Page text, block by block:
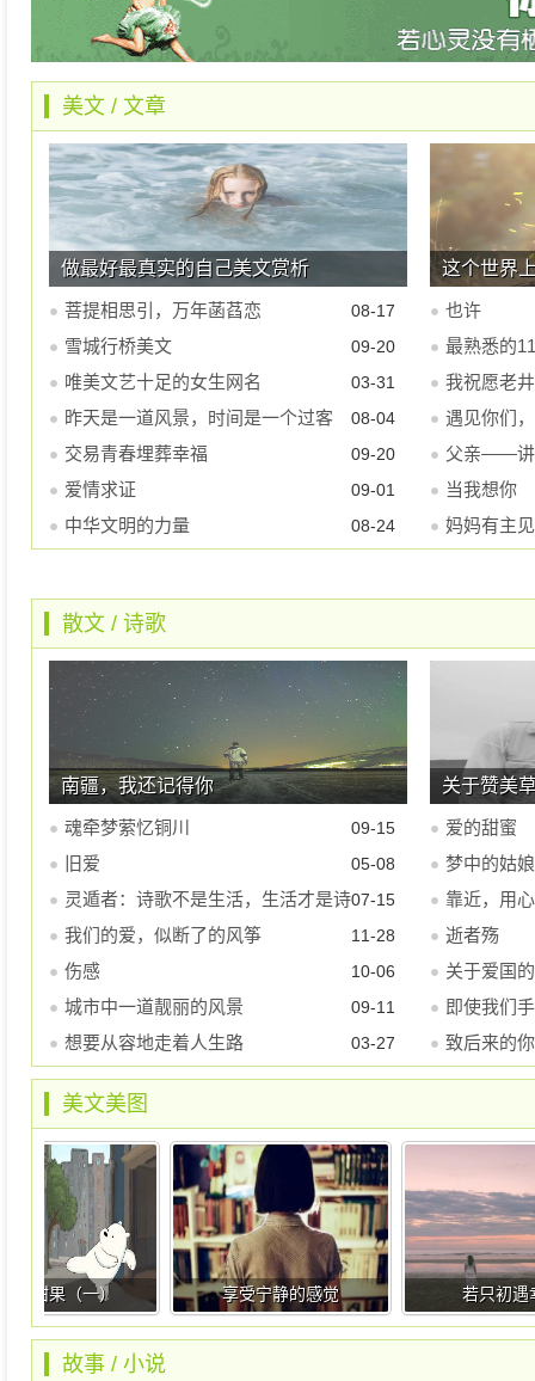
真的来了，并把孩...
美文 / 文章
做最好最真实的自己美文赏析
菩提相思引，万年菡萏恋 08-17
雪城行桥美文 09-20
唯美文艺十足的女生网名 03-31
昨天是一道风景，时间是一个过客 08-04
交易青春埋葬幸福 09-20
爱情求证 09-01
中华文明的力量 08-24
这个世界
也许
最熟悉的
我祝愿老
遇见你们
父亲――讲
细说生活
当我想你
妈妈有主
散文 / 诗歌
南疆，我还记得你
魂牵梦萦忆铜川 09-15
旧爱 05-08
灵遁者：诗歌不是生活，生活才是诗
歌。
07-15
我们的爱，似断了的风筝 11-28
伤感 10-06
城市中一道靓丽的风景 09-11
想要从容地走着人生路 03-27
关于赞美
爱的甜蜜
梦中的姑娘
靠近，用
逝者殇
关于爱国
即使我们
致后来的你
美文美图
甜果（一） 享受宁静的感觉 若只初遇幸福
故事 / 小说